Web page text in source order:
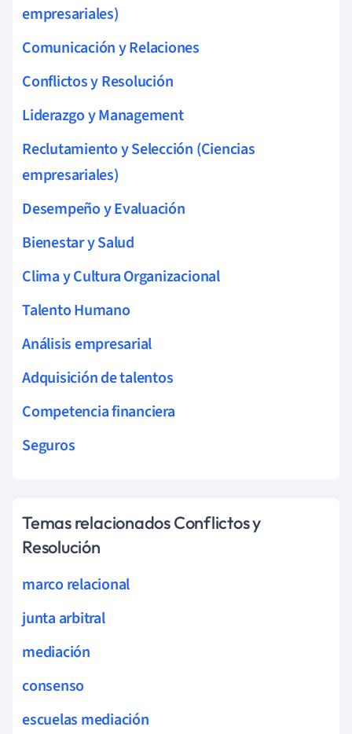
empresariales)
Comunicación y Relaciones
Conflictos y Resolución
Liderazgo y Management
Reclutamiento y Selección (Ciencias
empresariales)
Desempeño y Evaluación
Bienestar y Salud
Clima y Cultura Organizacional
Talento Humano
Análisis empresarial
Adquisición de talentos
Competencia financiera
Seguros
Temas relacionados Conflictos y
Resolución
marco relacional
junta arbitral
mediación
consenso
escuelas mediación